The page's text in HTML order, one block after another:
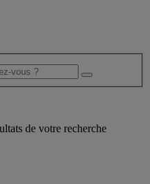
de votre recherche